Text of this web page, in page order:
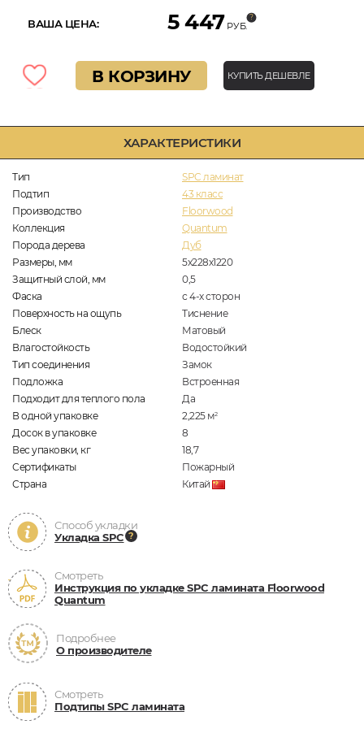
ХАРАКТЕРИСТИКИ
Тип
SPC ламинат
Подтип
43 класс
Производство
Floorwood
Коллекция
Quantum
Порода дерева
Дуб
Размеры, мм
5х228х1220
Защитный слой, мм
0,5
Фаска
с 4-х сторон
Поверхность на ощупь
Тиснение
Блеск
Матовый
Влагостойкость
Водостойкий
Тип соединения
Замок
Подложка
Встроенная
Подходит для теплого пола
Да
В одной упаковке
2,225 м2
Досок в упаковке
8
Вес упаковки, кг
18,7
Сертификаты
Пожарный
Страна
Китай
Способ укладки
Укладка SPC
Смотреть
Инструкция по укладке SPC ламината Floorwood
Quantum
Подробнее
О производителе
Смотреть
Подтипы SPC ламината
ВАША ЦЕНА: 5 447 РУБ.
В КОРЗИНУ КУПИТЬ ДЕШЕВЛЕ